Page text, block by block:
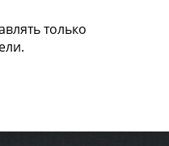
только